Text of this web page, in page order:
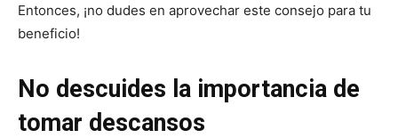
Entonces, ¡no dudes en aprovechar este consejo para tu
beneficio!
No descuides la importancia de
tomar descansos